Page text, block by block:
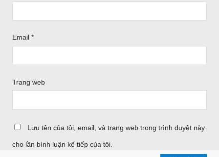
Email *
Trang web
Lưu tên của tôi, email, và trang web trong trình duyệt này
cho lần bình luận kế tiếp của tôi.